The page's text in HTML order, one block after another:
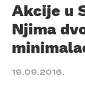
Akcije u
Njima
19.09.2016.